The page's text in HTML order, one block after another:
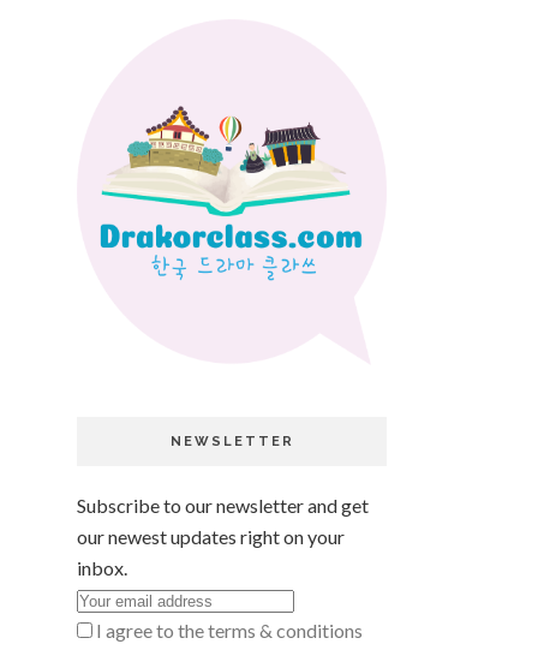
NEWSLETTER
Subscribe to our newsletter and get
our newest updates right on your
inbox.
I agree to the terms & conditions